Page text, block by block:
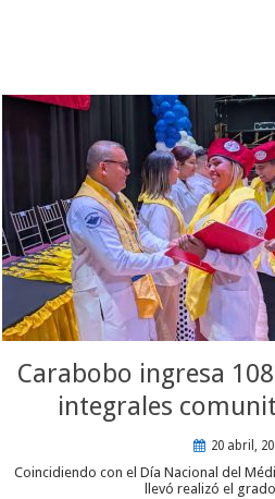
Carabobo ingresa
integrales
20 abril,
Coincidiendo con el Día Nacional del
llevó realizó el